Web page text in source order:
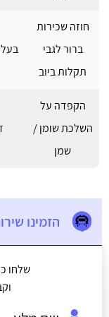
חוזה שכירות
ברור לגבי
תקלות ביוב
הקפדה על
השלכת שומן /
שמן
הזמינו
שלחו